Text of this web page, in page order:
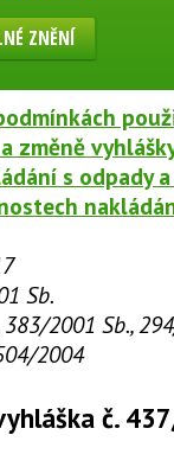
ZNĚNÍ
změně
s odpady
Sb.
2001 Sb.,
2004
č.